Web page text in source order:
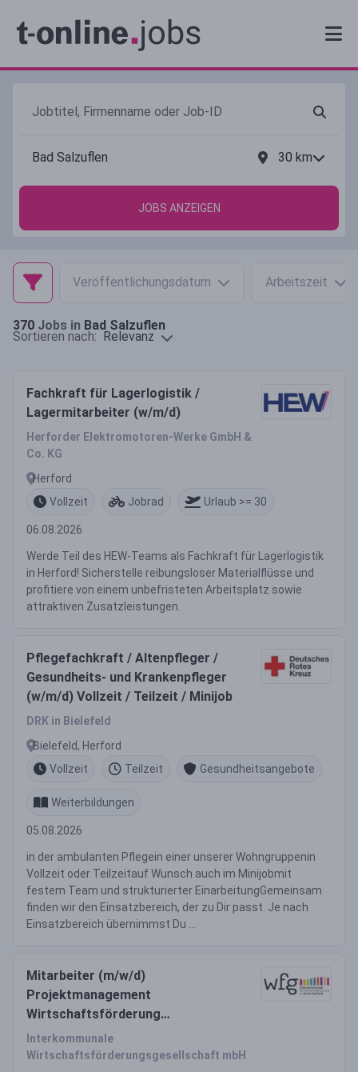
30 km
JOBS ANZEIGEN
Veröffentlichungsdatum Arbeitszeit
370 Jobs in Bad Salzuflen
Sortieren nach: Relevanz
Fachkraft für Lagerlogistik /
Lagermitarbeiter (w/m/d)
Herforder Elektromotoren-Werke GmbH &
Co. KG
Herford
Vollzeit
Jobrad Urlaub >= 30
06.08.2026
Werde Teil des HEW-Teams als Fachkraft für Lagerlogistik
in Herford! Sicherstelle reibungsloser Materialflüsse und
profitiere von einem unbefristeten Arbeitsplatz sowie
attraktiven Zusatzleistungen.
Pflegefachkraft / Altenpfleger /
Gesundheits- und Krankenpfleger
(w/m/d) Vollzeit / Teilzeit / Minijob
DRK in Bielefeld
Bielefeld, Herford
Vollzeit
Teilzeit Gesundheitsangebote
Weiterbildungen
05.08.2026
in der ambulanten Pflegein einer unserer Wohngruppenin
Vollzeit oder Teilzeitauf Wunsch auch im Minijobmit
festem Team und strukturierter EinarbeitungGemeinsam
finden wir den Einsatzbereich, der zu Dir passt. Je nach
Einsatzbereich übernimmst Du ...
Mitarbeiter (m/w/d)
Projektmanagement
Wirtschaftsförderung
(Transformation und
Technologietransfer)
Interkommunale
Wirtschaftsförderungsgesellschaft mbH